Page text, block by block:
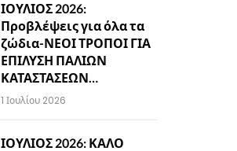
ΙΟΥΛΙΟΣ 2026:
Προβλέψεις για όλα τα
ζώδια-ΝΕΟΙ ΤΡΟΠΟΙ ΓΙΑ
ΕΠΙΛΥΣΗ ΠΑΛΙΩΝ
ΚΑΤΑΣΤΑΣΕΩΝ…
1 Ιουλίου 2026
ΙΟΥΛΙΟΣ 2026: ΚΑΛΟ